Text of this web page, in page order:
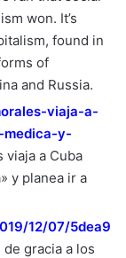
won. It’s
found in
of
and Russia.
viaja-a-
medica-y-
viaja a Cuba
y planea ir a
12/07/5dea9
gracia a los